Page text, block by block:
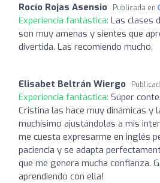
Rocío Rojas Asensio Publicada en
Experiencia fantástica: Las clases
son muy amenas y sientes que
divertida. Las recomiendo mucho.
Elisabet Beltrán Wiergo
Experiencia fantástica: Súper
Cristina las hace muy dinámicas y
muchísimo ajustándolas a mis
me cuesta expresarme en inglés
paciencia y se adapta
que me genera mucha confianza.
aprendiendo con ella!